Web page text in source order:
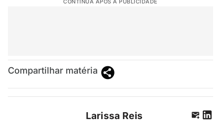
CONTINUA APÓS A PUBLICIDADE
Compartilhar matéria
Larissa Reis